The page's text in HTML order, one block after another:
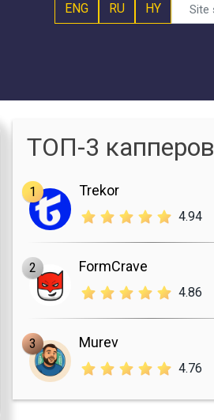
ENG RU HY
ТОП-3 капперов
1 Trekor
4.94
2 FormCrave
4.86
3 Murev
4.76